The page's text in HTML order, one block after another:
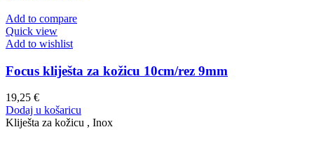
Add to compare
Quick view
Add to wishlist
Focus kliješta za kožicu 10cm/rez 9mm
19,25 €
Dodaj u košaricu
Kliješta za kožicu , Inox